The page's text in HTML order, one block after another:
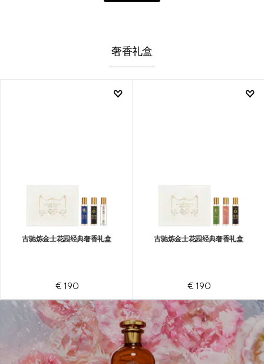
奢香礼盒
古驰炼金士花园经典奢香礼盒
€ 190
古驰炼金士花园经典奢香礼盒
€ 190